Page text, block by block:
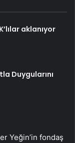
aklanıyor
Duygularını
Yeğin’in fondaş